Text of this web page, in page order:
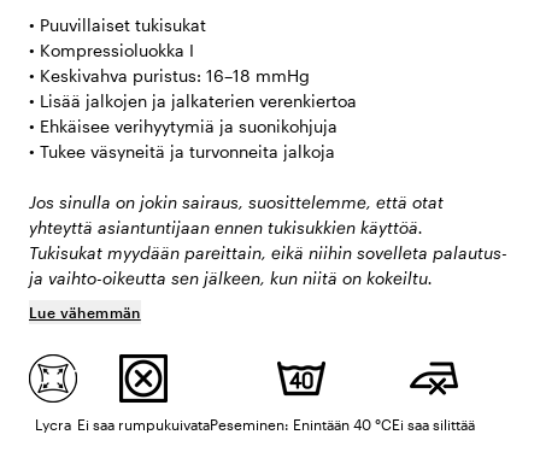
• Puuvillaiset tukisukat
• Kompressioluokka I
• Keskivahva puristus: 16–18 mmHg
• Lisää jalkojen ja jalkaterien verenkiertoa
• Ehkäisee verihyytymiä ja suonikohjuja
• Tukee väsyneitä ja turvonneita jalkoja
Jos sinulla on jokin sairaus, suosittelemme, että otat
yhteyttä asiantuntijaan ennen tukisukkien käyttöä.
Tukisukat myydään pareittain, eikä niihin sovelleta palautus-
ja vaihto-oikeutta sen jälkeen, kun niitä on kokeiltu.
Lue vähemmän
Lycra Ei saa rumpukuivataPeseminen: Enintään 40 °CEi saa silittää